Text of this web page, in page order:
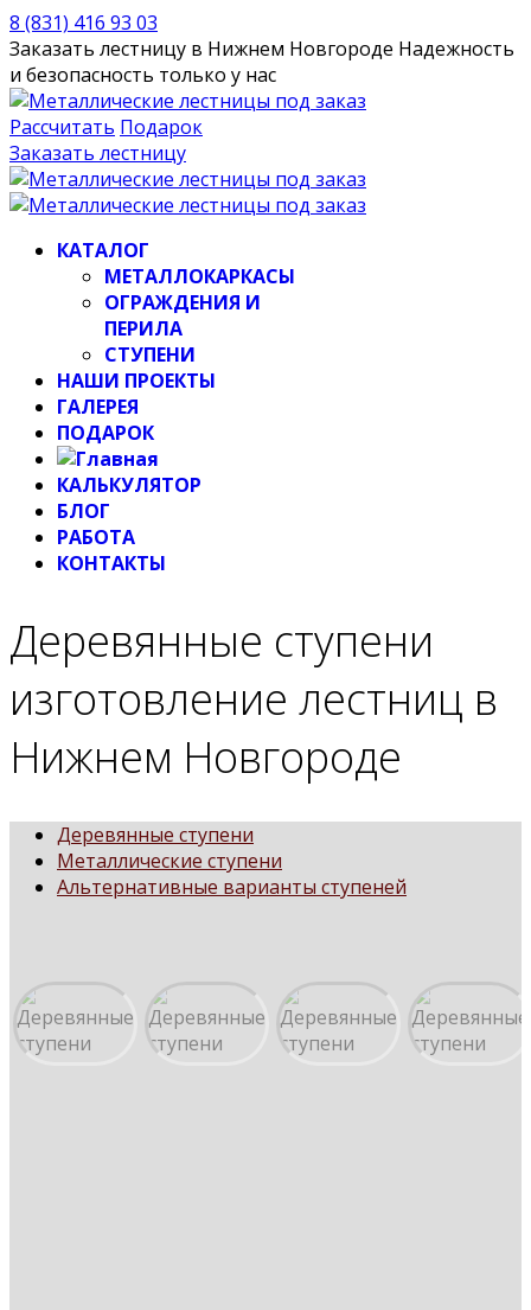
8 (831) 416 93 03
Заказать лестницу в Нижнем Новгороде Надежность
и безопасность только у нас
Рассчитать Подарок
Заказать лестницу
КАТАЛОГ
МЕТАЛЛОКАРКАСЫ
ОГРАЖДЕНИЯ И
ПЕРИЛА
СТУПЕНИ
НАШИ ПРОЕКТЫ
ГАЛЕРЕЯ
ПОДАРОК
КАЛЬКУЛЯТОР
БЛОГ
РАБОТА
КОНТАКТЫ
Деревянные ступени
изготовление лестниц в
Нижнем Новгороде
Деревянные ступени
Металлические ступени
Альтернативные варианты ступеней